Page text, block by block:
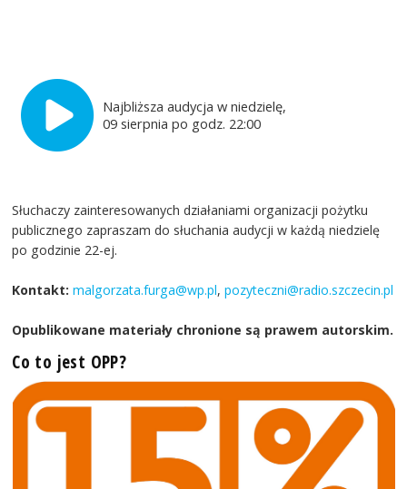
Najbliższa audycja w niedzielę,
09 sierpnia po godz. 22:00
Słuchaczy zainteresowanych działaniami organizacji pożytku
publicznego zapraszam do słuchania audycji w każdą niedzielę
po godzinie 22-ej.
Kontakt: malgorzata.furga@wp.pl,pozyteczni@radio.szczecin.pl
Opublikowane materiały chronione są prawem autorskim.
Co to jest OPP?